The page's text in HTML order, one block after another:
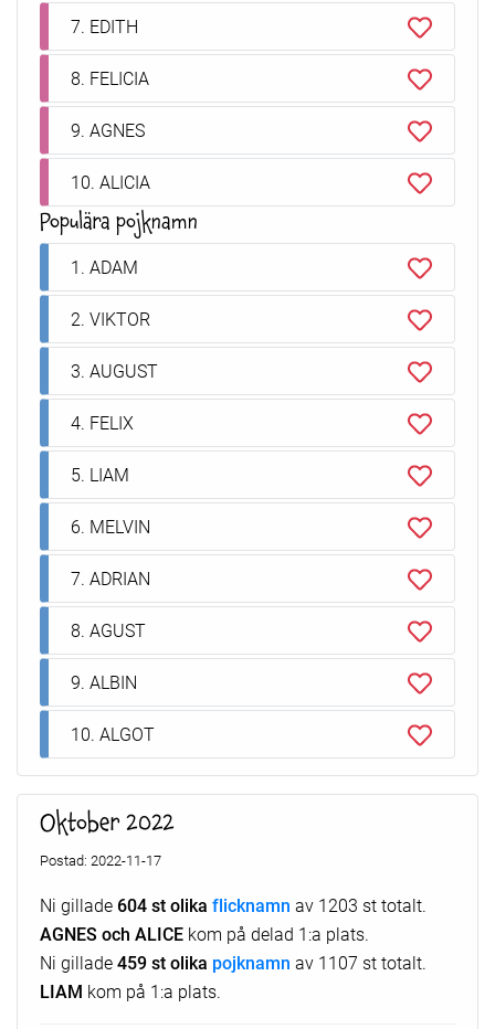
7. EDITH
8. FELICIA
9. AGNES
10. ALICIA
Populära pojknamn
1. ADAM
2. VIKTOR
3. AUGUST
4. FELIX
5. LIAM
6. MELVIN
7. ADRIAN
8. AGUST
9. ALBIN
10. ALGOT
Oktober 2022
Postad: 2022-11-17
Ni gillade 604 st olika flicknamn av 1203 st totalt.
AGNES och ALICE kom på delad 1:a plats.
Ni gillade459 st olika pojknamn av 1107 st totalt.
LIAM kom på 1:a plats.